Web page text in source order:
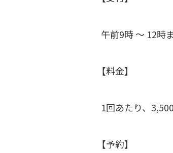
午前9時 ～ 12時
【料金】
1回あたり、3,500
【予約】